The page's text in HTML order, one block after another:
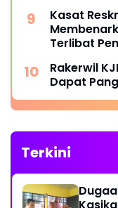
Kasat
Terlibat
pare
Rakerwil
Dapat
Terkini